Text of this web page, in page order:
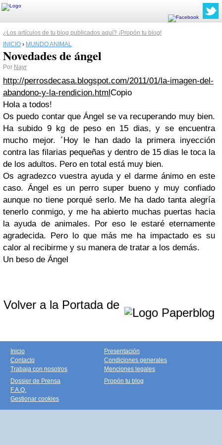
¿Los artículos de tu blog publicados aquí? ¡Propón tu blog!
INICIO › MUNDO ANIMAL
Novedades de ángel
Por Nayr
http://perrosdecasa.blogspot.com/2011/01/la-imagen-del-
abandono-y-la-rendicion.htmlCopio
Hola a todos!
Os puedo contar que Ángel se va recuperando muy bien.
Ha subido 9 kg de peso en 15 dias, y se encuentra
mucho mejor. ´Hoy le han dado la primera inyección
contra las filarias pequeñas y dentro de 15 dias le toca la
de los adultos. Pero en total está muy bien.
Os agradezco vuestra ayuda y el darme ánimo en este
caso. Ángel es un perro super bueno y muy confiado
aunque no tiene porqué serlo. Me ha dado tanta alegría
tenerlo conmigo, y me ha abierto muchas puertas hacia
la ayuda de animales. Por eso le estaré eternamente
agradecida. Pero lo que más me ha impactado es su
calor al recibirme y su manera de tratar a los demás.
Un beso de Ángel
Volver a la Portada de
Inicio
Contacto
Trabaja con nosotros
Presentación
Condiciones generales
Menciones legales
Dossier de Prensa
F.A.Q.
Gestionar cookies
Propón tu blog